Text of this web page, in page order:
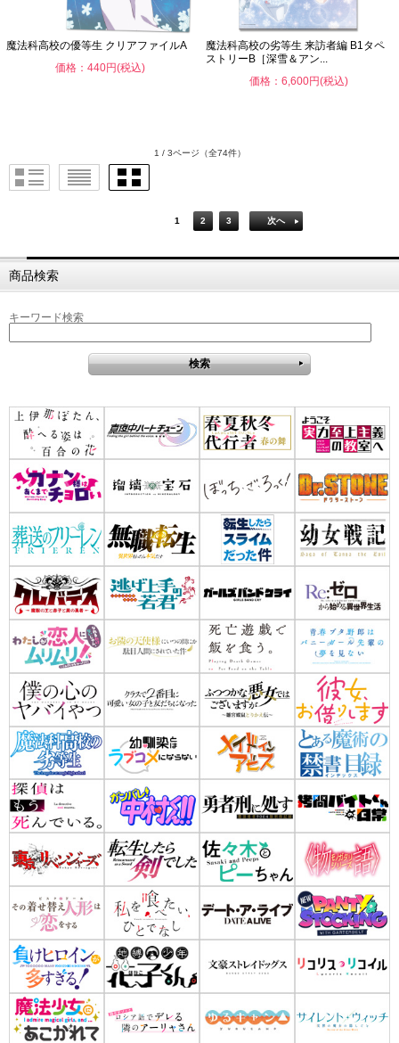
魔法科高校の優等生 クリアファイルA
価格：440円(税込)
魔法科高校の劣等生 来訪者編 B1タペ
ストリーB［深雪＆アン...
価格：6,600円(税込)
1 / 3ページ （全74件）
1 2 3 次へ
商品検索
キーワード検索